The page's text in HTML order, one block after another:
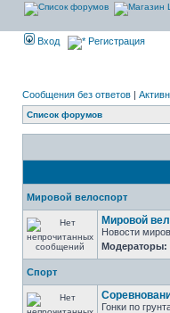
Вход Регистрация
Сообщения без ответов |
Список форумов
Мировой велоспорт
Мировой
Новости
Модераторы:
Спорт
Гонки по